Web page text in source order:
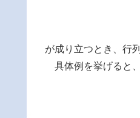
が成り立つとき、行列
具体例を挙げると、